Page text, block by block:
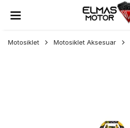
Motosiklet Motosiklet Aksesuar